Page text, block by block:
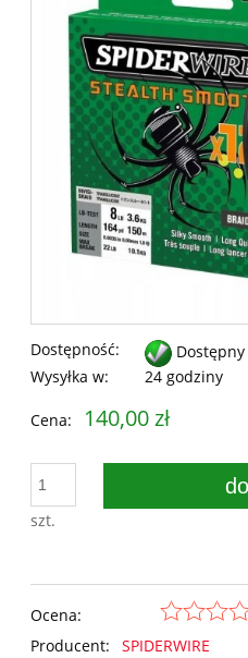
Dostępność:
Dostępny
Wysyłka w:
24 godziny
Cena: 140,00 zł
szt.
Ocena:
Producent:
SPIDERWIRE